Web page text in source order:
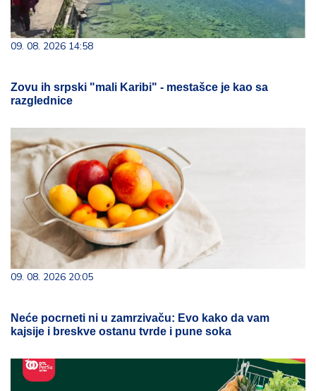
09. 08. 2026 14:58
Zovu ih srpski "mali Karibi" - mestašce je kao sa
razglednice
09. 08. 2026 20:05
Neće pocrneti ni u zamrzivaču: Evo kako da vam
kajsije i breskve ostanu tvrde i pune soka